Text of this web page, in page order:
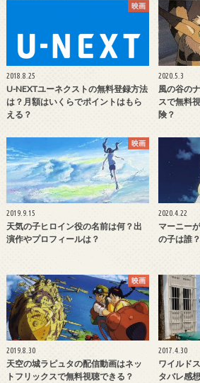
映画
2018.8.25
U-NEXTユーネクストの無料登録方法
は？月額はいくらでポイントはもら
える？
2020.5.3
風の谷の
スで無料
険？
映画
2019.9.15
天気の子ヒロイン役の名前は何？出
演作やプロフィールは？
2020.4.22
マーニー
の子は誰
映画
2019.8.30
天空の城ラピュタの配信動画はネッ
トフリックスで無料視聴できる？
2017.4.30
ワイルド
タバレ感